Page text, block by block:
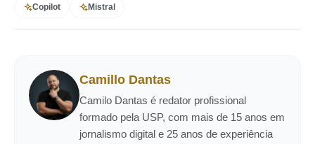
Copilot Mistral
Camillo Dantas
Camilo Dantas é redator profissional
formado pela USP, com mais de 15 anos em
jornalismo digital e 25 anos de experiência